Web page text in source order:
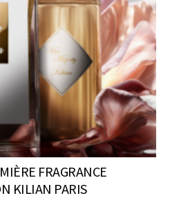
FRAGRANCE
KILIAN PARIS